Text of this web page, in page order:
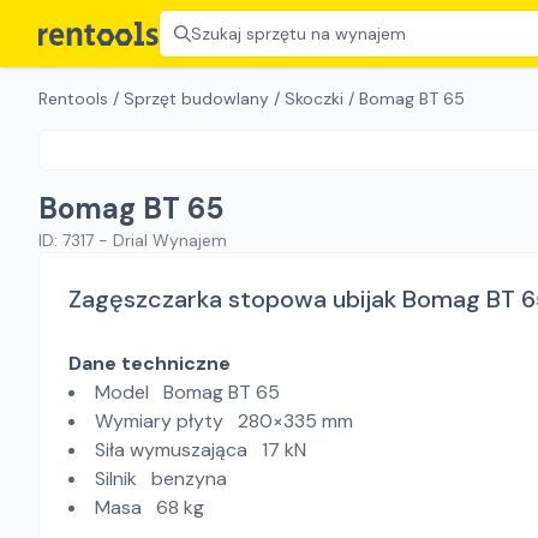
Szukaj sprzętu na wynajem
Rentools / Sprzęt budowlany / Skoczki / Bomag BT 65
Bomag BT 65
ID: 7317 - Drial Wynajem
Zagęszczarka stopowa ubijak Bomag BT
Dane techniczne
Model Bomag BT 65
Wymiary płyty 280×335 mm
Siła wymuszająca 17 kN
Silnik benzyna
Masa 68 kg